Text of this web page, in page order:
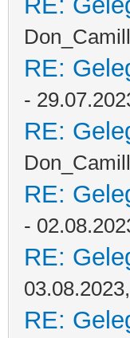
RE:
-
RE:
RE:
-
RE:
RE: